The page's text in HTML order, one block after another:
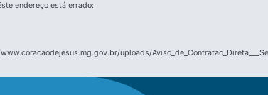
endereço está errado:
uploads/